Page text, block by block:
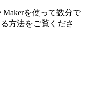
Makerを使って数分で
方法をご覧くださ
ァレンスを主催して
ピペで何日もかかっ
以内で完了です。本